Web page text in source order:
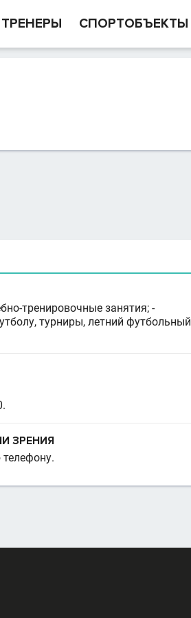
ТРЕНЕРЫ СПОРТОБЪЕКТЫ
тренировочные занятия; -
турниры, летний футбольный
ЗРЕНИЯ